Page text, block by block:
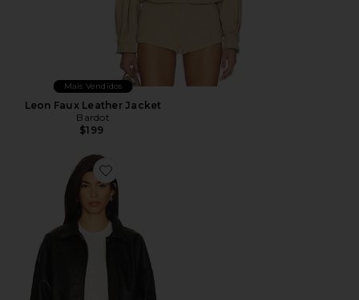
Mais Vendidos
Leon Faux Leather Jacket
Bardot
$199
Favorite The Torey Jacket